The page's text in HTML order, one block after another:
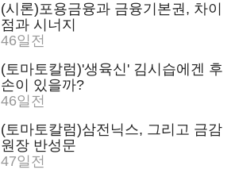
(시론)포용금융과 금융기본권, 차이
점과 시너지
46일전
(토마토칼럼)'생육신' 김시습에겐 후
손이 있을까?
46일전
(토마토칼럼)삼전닉스, 그리고 금감
원장 반성문
47일전